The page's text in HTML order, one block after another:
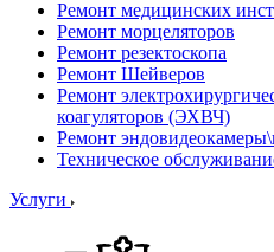
Ремонт медицинских
Ремонт морцеляторов
Ремонт резектоскопа
Ремонт Шейверов
Ремонт
коагуляторов (ЭХВЧ)
Ремонт
Техническое
Услуги